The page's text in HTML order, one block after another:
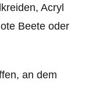
Acryl
Beete oder
an dem